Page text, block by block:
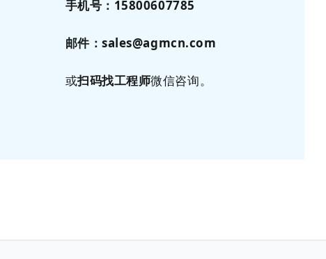
手机号：15800607785
邮件：sales@agmcn.com
或扫码找工程师微信咨询。